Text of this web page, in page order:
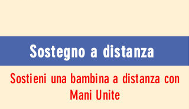
Sostegno a distanza
Sostieni una bambina a distanza con
Mani Unite